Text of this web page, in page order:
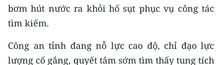
ĐỌC BÁO IN
ENGLISH
bơm hút nước ra khỏi hố sụt phục vụ công tác
tìm kiếm.
Công an tỉnh đang nỗ lực cao độ, chỉ đạo lực
lượng cố gắng, quyết tâm sớm tìm thấy tung tích